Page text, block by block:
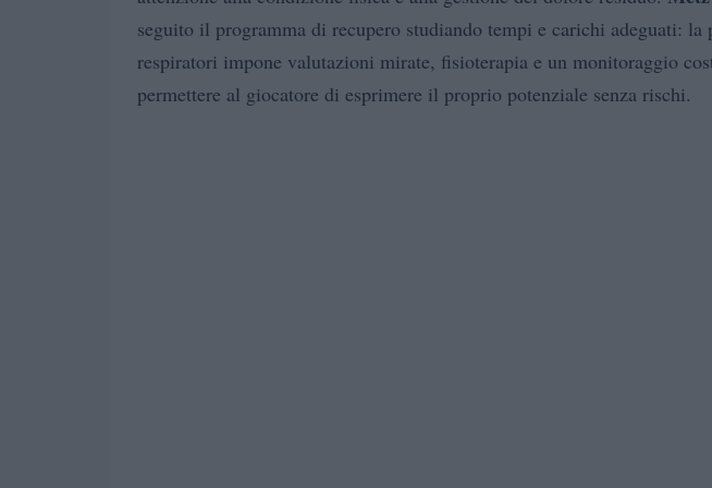
seguito il programma di recupero studiando tempi e carichi adeguati: la
respiratori impone valutazioni mirate, fisioterapia e un monitoraggio
permettere al giocatore di esprimere il proprio potenziale senza rischi.